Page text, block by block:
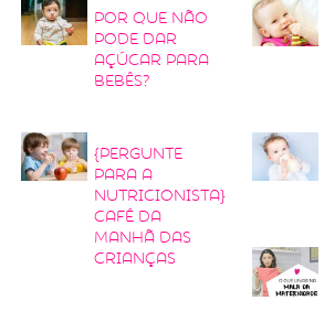
Por que não
pode dar
açúcar para
bebês?
{Pergunte
para a
nutricionista}
Café da
manhã das
crianças